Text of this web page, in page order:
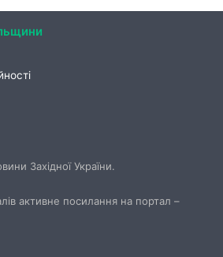
Західної України.
активне посилання на портал –